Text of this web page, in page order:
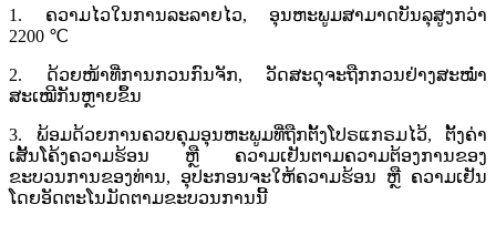
1. ຄວາມໄວໃນການລະລາຍໄວ, ອຸນຫະພູມສາມາດບັນລຸສູງກວ່າ
2200 ℃
2. ດ້ວຍໜ້າທີ່ການກວນກົນຈັກ, ວັດສະດຸຈະຖືກກວນຢ່າງສະໝໍ່າ
ສະເໝີກັນຫຼາຍຂຶ້ນ
3. ພ້ອມດ້ວຍການຄວບຄຸມອຸນຫະພູມທີ່ຖືກຕັ້ງໂປຣແກຣມໄວ້, ຕັ້ງຄ່າ
ເສັ້ນໂຄ້ງຄວາມຮ້ອນ ຫຼື ຄວາມເຢັນຕາມຄວາມຕ້ອງການຂອງ
ຂະບວນການຂອງທ່ານ, ອຸປະກອນຈະໃຫ້ຄວາມຮ້ອນ ຫຼື ຄວາມເຢັນ
ໂດຍອັດຕະໂນມັດຕາມຂະບວນການນີ້